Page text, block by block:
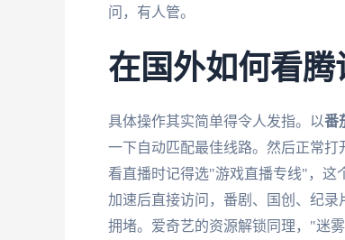
问，有人管。
在国外如何看
具体操作其实简单得令人发指。以番
一下自动匹配最佳线路。然后正常打
看直播时记得选"游戏直播专线"，这
加速后直接访问，番剧、国创、纪
拥堵。爱奇艺的资源解锁同理，"迷